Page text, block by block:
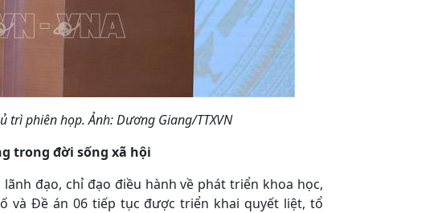
trì phiên họp. Ảnh: Dương Giang/TTXVN
trong đời sống xã hội
đạo, chỉ đạo điều hành về phát triển khoa học,
và Đề án 06 tiếp tục được triển khai quyết liệt, tổ